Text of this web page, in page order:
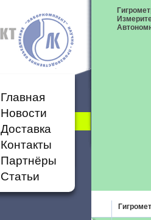
Главная
Новости
Доставка
Контакты
Партнёры
Статьи